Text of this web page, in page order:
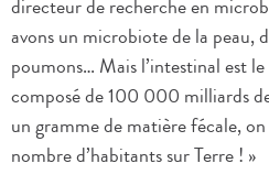
directeur de recherche en
avons un microbiote de la peau,
poumons… Mais l’intestinal est
composé de 100 000 milliards
un gramme de matière fécale,
nombre d’habitants sur Terre ! »